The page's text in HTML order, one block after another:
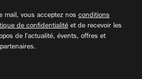
mail, vous acceptez nos conditions
de confidentialité et de recevoir les
de l'actualité, évents, offres et